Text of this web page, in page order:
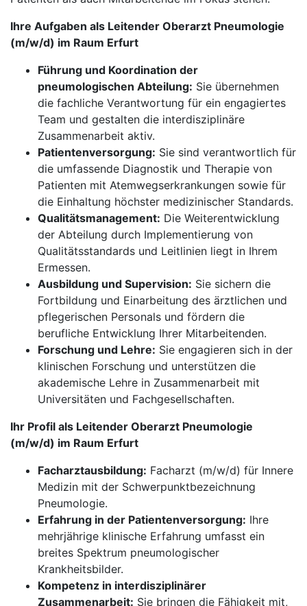
Ihre Aufgaben als Leitender Oberarzt Pneumologie
(m/w/d) im Raum Erfurt
Führung und Koordination der
pneumologischen Abteilung: Sie übernehmen
die fachliche Verantwortung für ein engagiertes
Team und gestalten die interdisziplinäre
Zusammenarbeit aktiv.
Patientenversorgung: Sie sind verantwortlich für
die umfassende Diagnostik und Therapie von
Patienten mit Atemwegserkrankungen sowie für
die Einhaltung höchster medizinischer Standards.
Qualitätsmanagement: Die Weiterentwicklung
der Abteilung durch Implementierung von
Qualitätsstandards und Leitlinien liegt in Ihrem
Ermessen.
Ausbildung und Supervision: Sie sichern die
Fortbildung und Einarbeitung des ärztlichen und
pflegerischen Personals und fördern die
berufliche Entwicklung Ihrer Mitarbeitenden.
Forschung und Lehre: Sie engagieren sich in der
klinischen Forschung und unterstützen die
akademische Lehre in Zusammenarbeit mit
Universitäten und Fachgesellschaften.
Ihr Profil als Leitender Oberarzt Pneumologie
(m/w/d) im Raum Erfurt
Facharztausbildung: Facharzt (m/w/d) für Innere
Medizin mit der Schwerpunktbezeichnung
Pneumologie.
Erfahrung in der Patientenversorgung: Ihre
mehrjährige klinische Erfahrung umfasst ein
breites Spektrum pneumologischer
Krankheitsbilder.
Kompetenz in interdisziplinärer
Zusammenarbeit: Sie bringen die Fähigkeit mit,